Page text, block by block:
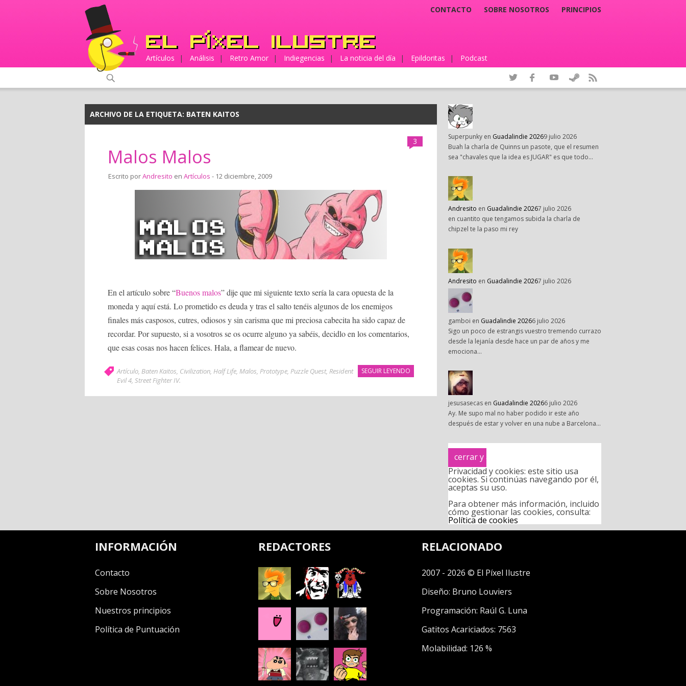
CONTACTO SOBRE NOSOTROS PRINCIPIOS
Artículos | Análisis | Retro Amor | Indiegencias | La noticia del día | Epildoritas | Podcast
ARCHIVO DE LA ETIQUETA: BATEN KAITOS
3
Malos Malos
Escrito porAndresito en Artículos - 12 diciembre, 2009
En el artículo sobre “Buenos malos” dije que mi siguiente texto sería la cara opuesta de la
moneda y aquí está. Lo prometido es deuda y tras el salto tenéis algunos de los enemigos
finales más casposos, cutres, odiosos y sin carisma que mi preciosa cabecita ha sido capaz de
recordar. Por supuesto, si a vosotros se os ocurre alguno ya sabéis, decidlo en los comentarios,
que esas cosas nos hacen felices. Hala, a flamear de nuevo.
SEGUIR LEYENDO
Artículo, Baten Kaitos, Civilization, Half Life, Malos, Prototype, Puzzle Quest, Resident
Evil 4, Street Fighter IV.
Superpunky en Guadalindie 20269 julio 2026
Buah la charla de Quinns un pasote, que el resumen
sea "chavales que la idea es JUGAR" es que todo…
Andresito en Guadalindie 20267 julio 2026
en cuantito que tengamos subida la charla de
chipzel te la paso mi rey
Andresito en Guadalindie 20267 julio 2026
gamboi en Guadalindie 20266 julio 2026
Sigo un poco de estrangis vuestro tremendo currazo
desde la lejanía desde hace un par de años y me
emociona…
jesusasecas en Guadalindie 20266 julio 2026
Ay. Me supo mal no haber podido ir este año
después de estar y volver en una nube a Barcelona…
Privacidad y cookies: este sitio usa
cookies. Si continúas navegando por él,
aceptas su uso.
Para obtener más información, incluido
cómo gestionar las cookies, consulta:
Política de cookies
INFORMACIÓN
Contacto
Sobre Nosotros
Nuestros principios
Política de Puntuación
REDACTORES RELACIONADO
2007 - 2026 © El Píxel Ilustre
Diseño: Bruno Louviers
Programación: Raúl G. Luna
Gatitos Acariciados: 7563
Molabilidad: 126 %